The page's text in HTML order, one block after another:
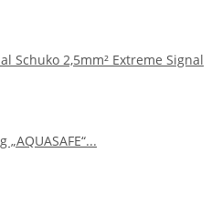
Schuko 2,5mm² Extreme Signal